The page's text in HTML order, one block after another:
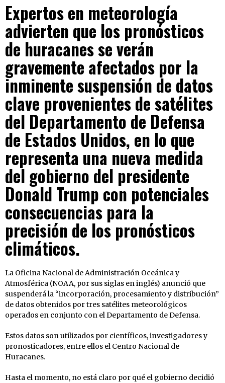
Expertos en meteorología
advierten que los pronósticos
de huracanes se verán
gravemente afectados por la
inminente suspensión de datos
clave provenientes de satélites
del Departamento de Defensa
de Estados Unidos, en lo que
representa una nueva medida
del gobierno del presidente
Donald Trump con potenciales
consecuencias para la
precisión de los pronósticos
climáticos.
La Oficina Nacional de Administración Oceánica y
Atmosférica (NOAA, por sus siglas en inglés) anunció que
suspenderá la “incorporación, procesamiento y distribución”
de datos obtenidos por tres satélites meteorológicos
operados en conjunto con el Departamento de Defensa.
Estos datos son utilizados por científicos, investigadores y
pronosticadores, entre ellos el Centro Nacional de
Huracanes.
Hasta el momento, no está claro por qué el gobierno decidió